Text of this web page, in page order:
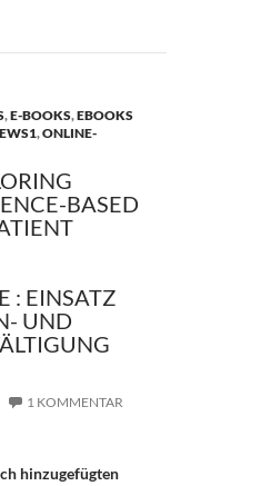
,E-BOOKS,EBOOKS
,ONLINE-
BASED
: EINSATZ
UND
1 KOMMENTAR
hinzugefügten